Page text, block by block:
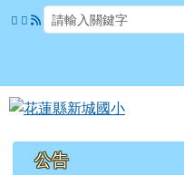
跳至主內容區
花蓮縣新城國小
上中區域內容
公告
頁尾區域